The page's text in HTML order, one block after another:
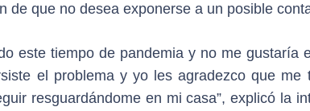
de que no desea exponerse a un posible
este tiempo de pandemia y no me gustaría
el problema y yo les agradezco que me
resguardándome en mi casa”, explicó la